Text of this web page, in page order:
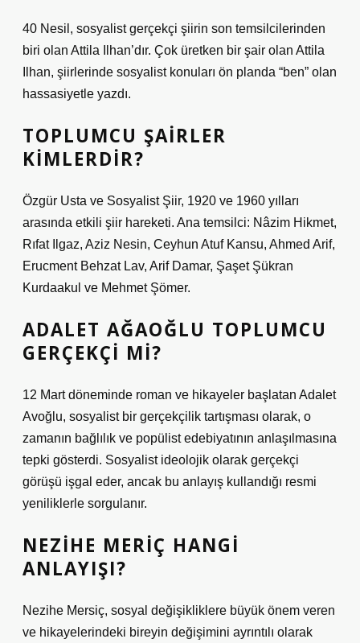
40 Nesil, sosyalist gerçekçi şiirin son temsilcilerinden
biri olan Attila Ilhan’dır. Çok üretken bir şair olan Attila
Ilhan, şiirlerinde sosyalist konuları ön planda “ben” olan
hassasiyetle yazdı.
TOPLUMCU ŞAIRLER
KIMLERDIR?
Özgür Usta ve Sosyalist Şiir, 1920 ve 1960 yılları
arasında etkili şiir hareketi. Ana temsilci: Nâzim Hikmet,
Rıfat Ilgaz, Aziz Nesin, Ceyhun Atuf Kansu, Ahmed Arif,
Erucment Behzat Lav, Arif Damar, Şaşet Şükran
Kurdaakul ve Mehmet Şömer.
ADALET AĞAOĞLU TOPLUMCU
GERÇEKÇI MI?
12 Mart döneminde roman ve hikayeler başlatan Adalet
Avoğlu, sosyalist bir gerçekçilik tartışması olarak, o
zamanın bağlılık ve popülist edebiyatının anlaşılmasına
tepki gösterdi. Sosyalist ideolojik olarak gerçekçi
görüşü işgal eder, ancak bu anlayış kullandığı resmi
yeniliklerle sorgulanır.
NEZIHE MERIÇ HANGI
ANLAYIŞI?
Nezihe Mersiç, sosyal değişikliklere büyük önem veren
ve hikayelerindeki bireyin değişimini ayrıntılı olarak